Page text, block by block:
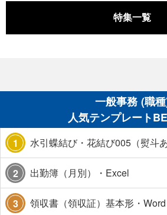
特集一覧
一般事務 (職
人気テンプレート
1 水引蝶結び・花結び005（熨斗あ
2 出勤簿（月別）・Excel
3 領収書（領収証）基本形・Word